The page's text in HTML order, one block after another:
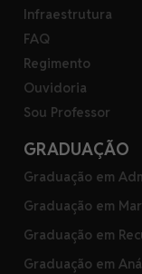
Infraestrutura
FAQ
Regimento
Ouvidoria
Sou Professor
GRADUAÇÃO
Graduação em
Graduação em
Graduação em
Graduação em